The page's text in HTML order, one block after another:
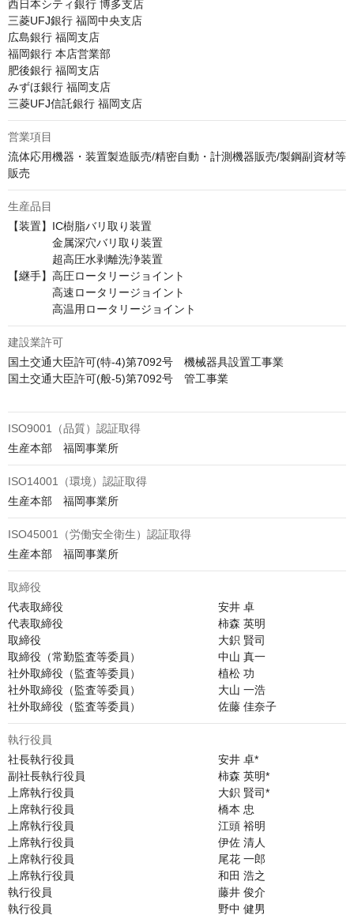
西日本シティ銀行 博多支店
三菱UFJ銀行 福岡中央支店
広島銀行 福岡支店
福岡銀行 本店営業部
肥後銀行 福岡支店
みずほ銀行 福岡支店
営業項目
流体応用機器・装置製造販売/精密自動・計測機器販売/製鋼副資材等
販売
生産品目
【装置】IC樹脂バリ取り装置
金属深穴バリ取り装置
超高圧水剥離洗浄装置
【継手】高圧ロータリージョイント
高速ロータリージョイント
高温用ロータリージョイント
建設業許可
国土交通大臣許可(特-4)第7092号　機械器具設置工事業
国土交通大臣許可(般-5)第7092号　管工事業
ISO9001（品質）認証取得
生産本部　福岡事業所
ISO14001（環境）認証取得
生産本部　福岡事業所
ISO45001（労働安全衛生）認証取得
生産本部　福岡事業所
取締役
代表取締役　　　　　　　　　　　　　　安井 卓
代表取締役　　　　　　　　　　　　　　柿森 英明
取締役　　　　　　　　　　　　　　　　大鉙 賢司
取締役（常勤監査等委員）　　　　　　　中山 真一
社外取締役（監査等委員）　　　　　　　植松 功
社外取締役（監査等委員）　　　　　　　大山 一浩
執行役員
社長執行役員　　　　　　　　　　　　　安井 卓*
副社長執行役員　　　　　　　　　　　　柿森 英明*
上席執行役員　　　　　　　　　　　　　大鉙 賢司*
上席執行役員　　　　　　　　　　　　　橋本 忠
上席執行役員　　　　　　　　　　　　　江頭 裕明
上席執行役員　　　　　　　　　　　　　伊佐 清人
上席執行役員　　　　　　　　　　　　　尾花 一郎
上席執行役員　　　　　　　　　　　　　和田 浩之
執行役員　　　　　　　　　　　　　　　藤井 俊介
執行役員　　　　　　　　　　　　　　　野中 健男